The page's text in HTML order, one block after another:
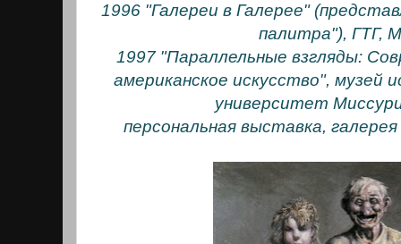
1996 "Галереи в Галерее"
палитра"), ГТГ,
1997 "Параллельные взгляды:
американское искусство", музей
университет
персональная выставка,